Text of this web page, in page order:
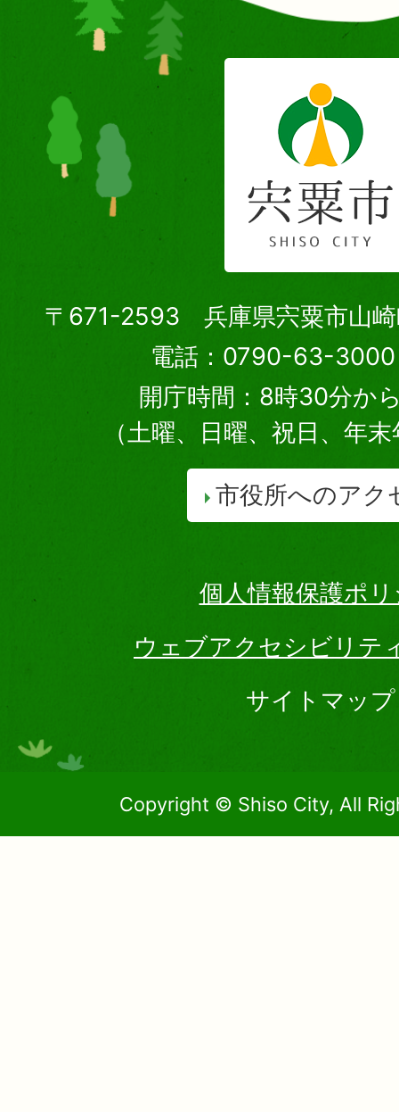
〒671-2593 兵庫県宍粟市山崎
電話：0790-63-3000
開庁時間：8時30分か
（土曜、日曜、祝日、年
市役所へのアク
個人情報保護ポ
ウェブアクセシビリテ
サイトマップ
Copyright © Shiso City, All